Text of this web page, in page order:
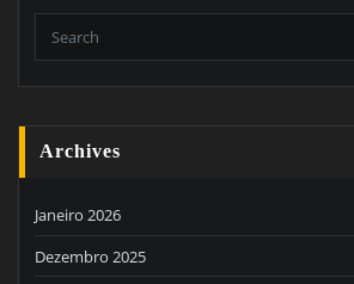
Archives
Janeiro 2026
Dezembro 2025